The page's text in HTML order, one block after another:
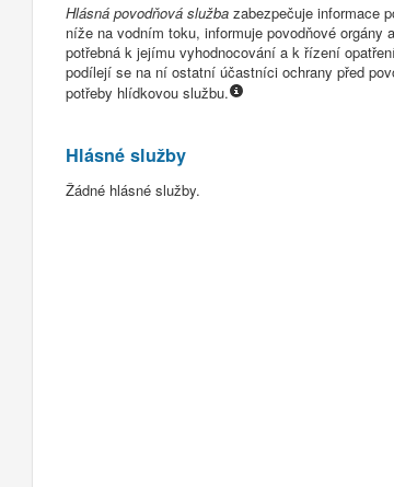
Hlásná povodňová služba zabezpečuje informace
níže na vodním toku, informuje povodňové
potřebná k jejímu vyhodnocování a k řízení
podílejí se na ní ostatní účastníci ochrany před
potřeby hlídkovou službu.
Hlásné služby
Žádné hlásné služby.